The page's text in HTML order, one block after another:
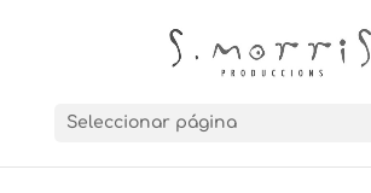
Seleccionar página